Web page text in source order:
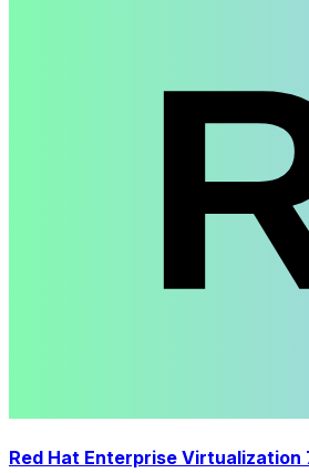
Red Hat Enterprise Virtualization